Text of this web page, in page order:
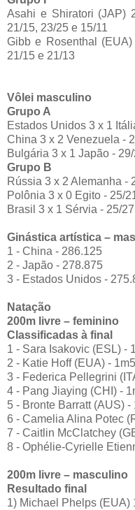
Asahi e Shiratori (JAP)
21/15, 23/25 e 15/11
Gibb e Rosenthal
21/15 e 21/13
Vôlei masculino
Grupo A
Estados Unidos 3 x 1
China 3 x 2 Venezuela -
Bulgária 3 x 1 Japão -
Grupo B
Rússia 3 x 2 Alemanha -
Polônia 3 x 0 Egito - 25/
Brasil 3 x 1 Sérvia - 25/
Ginástica artística –
1 - China - 286.125
2 - Japão - 278.875
3 - Estados Unidos -
Natação
200m livre – feminino
Classificadas à final
1 - Sara Isakovic (ESL) -
2 - Katie Hoff (EUA) -
3 - Federica Pellegrini
4 - Pang Jiaying (CHI) -
5 - Bronte Barratt (AUS) -
6 - Camelia Alina Potec
7 - Caitlin McClatchey
8 - Ophélie-Cyrielle
200m livre – masculino
Resultado final
1) Michael Phelps (EUA)